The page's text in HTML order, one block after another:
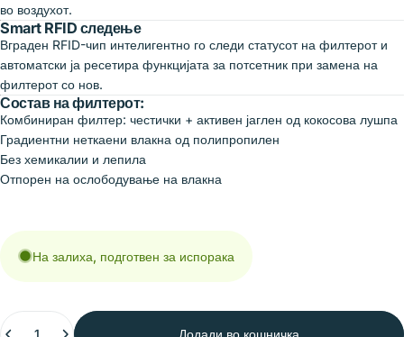
во воздухот.
Smart RFID следење
Вграден RFID-чип интелигентно го следи статусот на филтерот и
автоматски ја ресетира функцијата за потсетник при замена на
филтерот со нов.
Состав на филтерот:
Комбиниран филтер: честички + активен јаглен од кокосова лушпа
Градиентни неткаени влакна од полипропилен
Без хемикалии и лепила
Отпорен на ослободување на влакна
На залиха, подготвен за испорака
Количина
Додади во кошничка